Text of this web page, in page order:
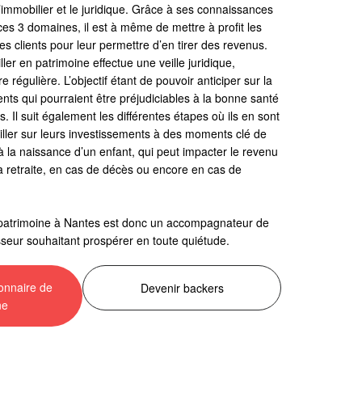
et le juridique. Grâce à ses connaissances
3 domaines, il est à même de mettre à profit les
clients pour leur permettre d’en tirer des revenus.
en patrimoine effectue une veille juridique,
régulière. L’objectif étant de pouvoir anticiper sur la
qui pourraient être préjudiciables à la bonne santé
Il suit également les différentes étapes où ils en sont
sur leurs investissements à des moments clé de
la naissance d’un enfant, qui peut impacter le revenu
retraite, en cas de décès ou encore en cas de
à Nantes est donc un accompagnateur de
souhaitant prospérer en toute quiétude.
de
Devenir backers